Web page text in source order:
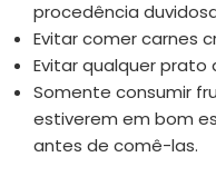
procedência
Evitar comer carnes
Evitar qualquer prato
Somente consumir
estiverem em bom
antes de comê-las.